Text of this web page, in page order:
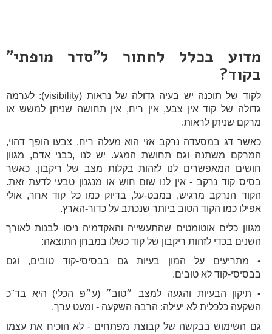
מדוע בכלל לחתור ל״סדר מופתי״
בקוד?
לקוד של תוכנה יש בעיה גדולה של נראות (visibility): לערמה
גדולה של קוד אין צבע, אין ריח, אין תחושה שניתן למשש או
מרקם שניתן לראות.
כאשר דג במסעדה נרקב אזי הוא מעלה ריח, צבעו הופך דהוי,
המרקם משתנה וגם תחושת המגע. יש לנו ,כבני אדם, מגוון
חושים המאפשרים לנו לזהות בקלות מצב של ריקבון. כאשר
בסיס קוד נרקב - אין לנו שום חוש או מנגנון טבעי לדעת זאת.
הקוד הנרקב מרגיש, במבט-על, בדיוק כמו כל קוד אחר, אולי
אפילו כמו הקוד הטוב ביותר שנכתב על כדור-הארץ.
מגוון כלים אוטומטים שהתעשייה והאקדמיה ניסו לבנות לאורך
השנים בכדי לזהות ריקבון של קוד כשלו במבחן התוצאה:
• מתריעים על המון בעיות גם בבסיסי-קוד טובים, וגם
בבסיסי-קוד לא טובים.
• תיקון הבעיות והגעה למצב ״טוב״ (ע״פ הכלי) היא בד"כ
השקעה כלכלית לא יעילה: הרבה השקעה - ומעט ערך.
גם השימוש בבקשה של קבוצת מפתחים - לא הוכיח את עצמו